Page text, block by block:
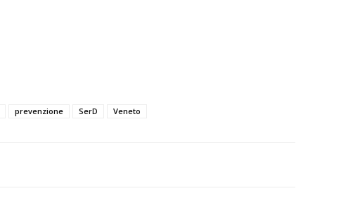
prevenzione SerD Veneto